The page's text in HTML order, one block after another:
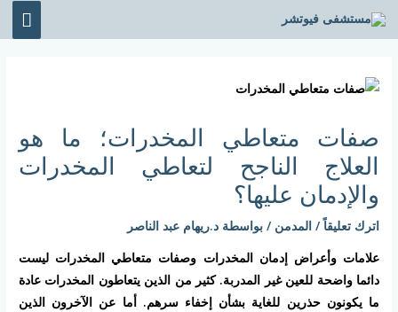
تخطي
إلى
صفات متعاطي المخدرات؛ ما هو
العلاج الناجح لتعاطي المخدرات
والإدمان عليها؟
اترك تعليقاً /المدمن / بواسطة د.ريهام عبد الناصر
علامات وأعراض إدمان المخدرات وصفات متعاطي المخدرات ليست
دائما واضحة للعين غير المدربة. كثير من الذين يتعاطون المخدرات عادة
ما يكونون حذرين للغاية بشأن إخفاء سرهم. أما عن الآخرون الذين
navigation